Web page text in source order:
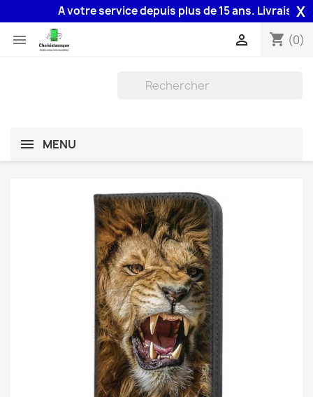
A votre service depuis plus de 15 ans. Livraison X
 shopping_cart (0)

MENU